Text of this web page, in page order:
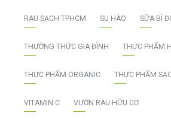
RAU SẠCH TPHCM SU HÀO SỮA BÍ
THƯỜNG THỨC GIA ĐÌNH THỰC PHẨM
THỰC PHẨM ORGANIC THỰC PHẨM
VITAMIN C VƯỜN RAU HỮU CƠ